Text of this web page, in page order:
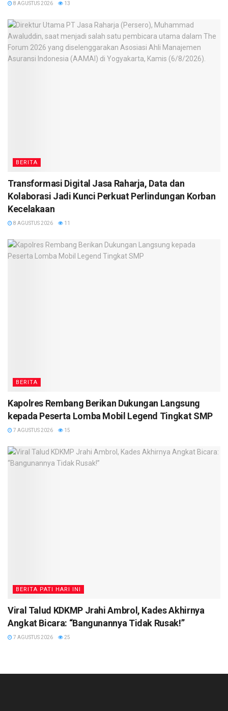
8 AGUSTUS 2026 13
BERITA
Transformasi Digital Jasa Raharja, Data dan
Kolaborasi Jadi Kunci Perkuat Perlindungan Korban
Kecelakaan
8 AGUSTUS 2026 11
BERITA
Kapolres Rembang Berikan Dukungan Langsung
kepada Peserta Lomba Mobil Legend Tingkat SMP
7 AGUSTUS 2026 15
BERITA PATI HARI INI
Viral Talud KDKMP Jrahi Ambrol, Kades Akhirnya
Angkat Bicara: “Bangunannya Tidak Rusak!”
7 AGUSTUS 2026 25